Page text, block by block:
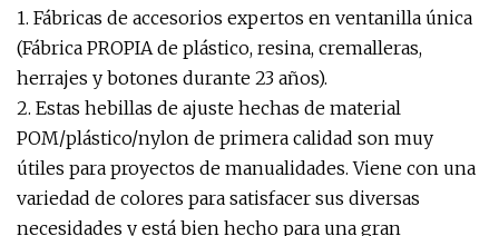
1. Fábricas de accesorios expertos en ventanilla única
(Fábrica PROPIA de plástico, resina, cremalleras,
herrajes y botones durante 23 años).
2. Estas hebillas de ajuste hechas de material
POM/plástico/nylon de primera calidad son muy
útiles para proyectos de manualidades. Viene con una
variedad de colores para satisfacer sus diversas
necesidades y está bien hecho para una gran